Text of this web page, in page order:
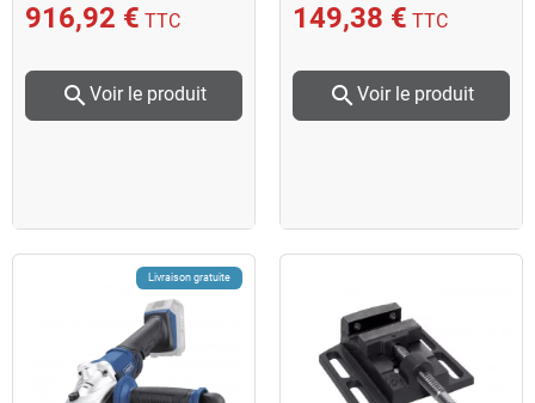
916,92 € TTC
search Voir le produit
149,38 € TTC
search Voir le produit
Livraison gratuite